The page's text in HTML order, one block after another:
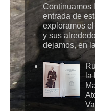
Continuamos
entrada de
exploramos
y sus
dejamos, en
la